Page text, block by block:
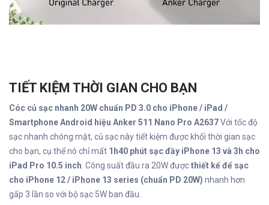
TIẾT KIỆM THỜI GIAN CHO BẠN
Cóc củ sạc nhanh 20W chuẩn PD 3.0 cho iPhone / iPad /
Smartphone Android hiệu Anker 511 Nano Pro A2637Với tốc độ
sạc nhanh chóng mặt, củ sạc này tiết kiệm được khối thời gian sạc
cho bạn, cụ thể nó chỉ mất 1h40 phút sạc đầy iPhone 13 và 3h cho
iPad Pro 10.5 inch . Công suất đầu ra 20W đượcthiết kế để sạc
cho iPhone 12 / iPhone 13 series (chuẩn PD 20W) nhanh hơn
gấp 3 lần so với bộ sạc 5W ban đầu.